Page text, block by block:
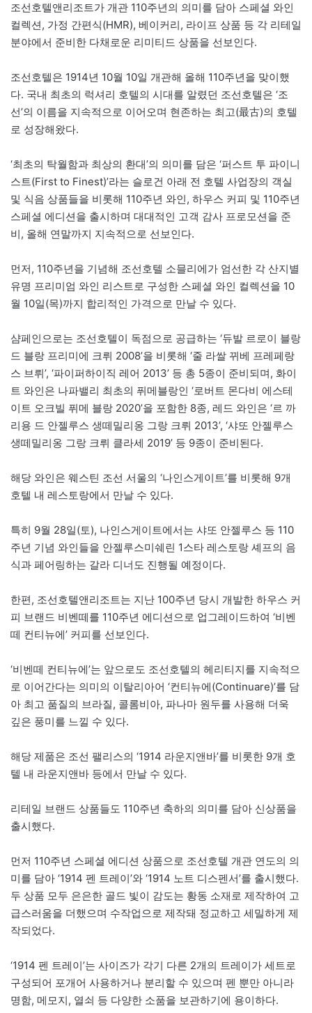
조선호텔앤리조트가 개관 110주년의 의미를 담아 스페셜 와인
컬렉션, 가정 간편식(HMR), 베이커리, 라이프 상품 등 각 리테일
분야에서 준비한 다채로운 리미티드 상품을 선보인다.
조선호텔은 1914년 10월 10일 개관해 올해 110주년을 맞이했
다. 국내 최초의 럭셔리 호텔의 시대를 알렸던 조선호텔은 ‘조
선’의 이름을 지속적으로 이어오며 현존하는 최고(最古)의 호텔
로 성장해왔다.
‘최초의 탁월함과 최상의 환대’의 의미를 담은 ‘퍼스트 투 파이니
스트(First to Finest)’라는 슬로건 아래 전 호텔 사업장의 객실
및 식음 상품들을 비롯해 110주년 와인, 하우스 커피 및 110주년
스페셜 에디션을 출시하며 대대적인 고객 감사 프로모션을 준
비, 올해 연말까지 지속적으로 선보인다.
먼저, 110주년을 기념해 조선호텔 소믈리에가 엄선한 각 산지별
유명 프리미엄 와인 리스트로 구성한 스페셜 와인 컬렉션을 10
월 10일(목)까지 합리적인 가격으로 만날 수 있다.
샴페인으로는 조선호텔이 독점으로 공급하는 ‘듀발 르로이 블랑
드 블랑 프리미에 크뤼 2008’을 비롯해 ‘줄 라쌀 뀌베 프레페랑
스 브뤼’, ‘파이퍼하이직 레어 2013’ 등 총 5종이 준비되며, 화이
트 와인은 나파밸리 최초의 퓌메블랑인 ‘로버트 몬다비 에스테
이트 오크빌 퓌메 블랑 2020’을 포함한 8종, 레드 와인은 ‘르 까
리용 드 안젤루스 생떼밀리옹 그랑 크뤼 2013’, ‘샤또 안젤루스
생떼밀리옹 그랑 크뤼 클라세 2019’ 등 9종이 준비된다.
해당 와인은 웨스틴 조선 서울의 ‘나인스게이트’를 비롯해 9개
호텔 내 레스토랑에서 만날 수 있다.
특히 9월 28일(토), 나인스게이트에서는 샤또 안젤루스 등 110
주년 기념 와인들을 안젤루스미쉐린 1스타 레스토랑 셰프의 음
식과 페어링하는 갈라 디너도 진행될 예정이다.
한편, 조선호텔앤리조트는 지난 100주년 당시 개발한 하우스 커
피 브랜드 비벤떼를 110주년 에디션으로 업그레이드하여 ‘비벤
떼 컨티뉴에’ 커피를 선보인다.
‘비벤떼 컨티뉴에’는 앞으로도 조선호텔의 헤리티지를 지속적으
로 이어간다는 의미의 이탈리아어 ‘컨티뉴에(Continuare)’를 담
아 최고 품질의 브라질, 콜롬비아, 파나마 원두를 사용해 더욱
깊은 풍미를 느낄 수 있다.
해당 제품은 조선 팰리스의 ‘1914 라운지앤바’를 비롯한 9개 호
텔 내 라운지앤바 등에서 만날 수 있다.
리테일 브랜드 상품들도 110주년 축하의 의미를 담아 신상품을
출시했다.
먼저 110주년 스페셜 에디션 상품으로 조선호텔 개관 연도의 의
미를 담아 ‘1914 펜 트레이’와 ‘1914 노트 디스펜서’를 출시했다.
두 상품 모두 은은한 골드 빛이 감도는 황동 소재로 제작하여 고
급스러움을 더했으며 수작업으로 제작돼 정교하고 세밀하게 제
작되었다.
‘1914 펜 트레이’는 사이즈가 각기 다른 2개의 트레이가 세트로
구성되어 포개어 사용하거나 분리할 수 있으며 펜 뿐만 아니라
명함, 메모지, 열쇠 등 다양한 소품을 보관하기에 용이하다.